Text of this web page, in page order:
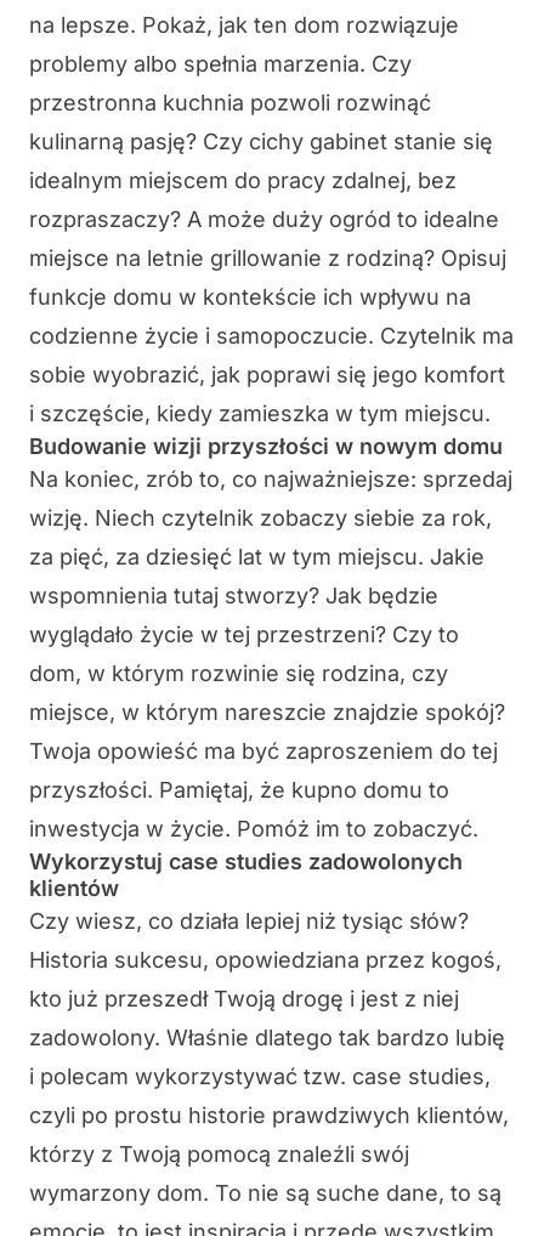
na lepsze. Pokaż, jak ten dom rozwiązuje
problemy albo spełnia marzenia. Czy
przestronna kuchnia pozwoli rozwinąć
kulinarną pasję? Czy cichy gabinet stanie się
idealnym miejscem do pracy zdalnej, bez
rozpraszaczy? A może duży ogród to idealne
miejsce na letnie grillowanie z rodziną? Opisuj
funkcje domu w kontekście ich wpływu na
codzienne życie i samopoczucie. Czytelnik ma
sobie wyobrazić, jak poprawi się jego komfort
i szczęście, kiedy zamieszka w tym miejscu.
Budowanie wizji przyszłości w nowym domu
Na koniec, zrób to, co najważniejsze: sprzedaj
wizję. Niech czytelnik zobaczy siebie za rok,
za pięć, za dziesięć lat w tym miejscu. Jakie
wspomnienia tutaj stworzy? Jak będzie
wyglądało życie w tej przestrzeni? Czy to
dom, w którym rozwinie się rodzina, czy
miejsce, w którym nareszcie znajdzie spokój?
Twoja opowieść ma być zaproszeniem do tej
przyszłości. Pamiętaj, że kupno domu to
inwestycja w życie. Pomóż im to zobaczyć.
Wykorzystuj case studies zadowolonych
klientów
Czy wiesz, co działa lepiej niż tysiąc słów?
Historia sukcesu, opowiedziana przez kogoś,
kto już przeszedł Twoją drogę i jest z niej
zadowolony. Właśnie dlatego tak bardzo lubię
i polecam wykorzystywać tzw. case studies,
czyli po prostu historie prawdziwych klientów,
którzy z Twoją pomocą znaleźli swój
wymarzony dom. To nie są suche dane, to są